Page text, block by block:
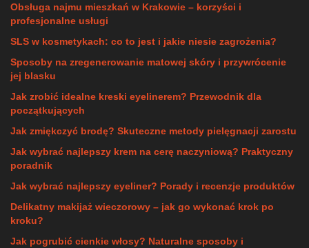
Obsługa najmu mieszkań w Krakowie – korzyści i
profesjonalne usługi
SLS w kosmetykach: co to jest i jakie niesie zagrożenia?
Sposoby na zregenerowanie matowej skóry i przywrócenie
jej blasku
Jak zrobić idealne kreski eyelinerem? Przewodnik dla
początkujących
Jak zmiękczyć brodę? Skuteczne metody pielęgnacji zarostu
Jak wybrać najlepszy krem na cerę naczyniową? Praktyczny
poradnik
Jak wybrać najlepszy eyeliner? Porady i recenzje produktów
Delikatny makijaż wieczorowy – jak go wykonać krok po
kroku?
Jak pogrubić cienkie włosy? Naturalne sposoby i